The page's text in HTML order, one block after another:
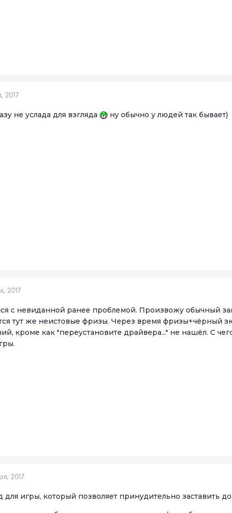
2017
не услада для взгляда ну обычно у людей так бывает)
2017
с невиданной ранее проблемой. Произвожу обычный
тут же неистовые фризы. Через время фризы+чёрный
кроме как "переустановите драйвера..." не нашёл. С
2017
игры, который позволяет принудительно заставить